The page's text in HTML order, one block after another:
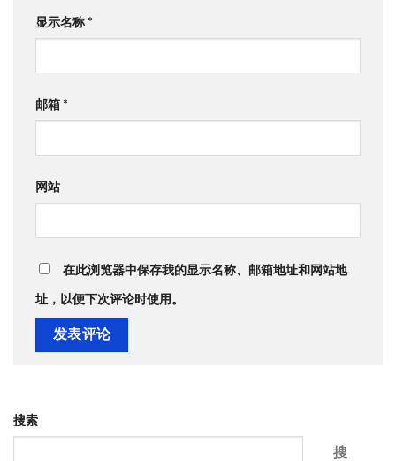
显示名称 *
邮箱 *
网站
在此浏览器中保存我的显示名称、邮箱地址和网站地
址，以便下次评论时使用。
搜索
搜